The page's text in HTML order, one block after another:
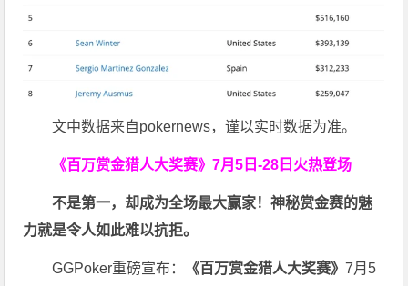
文中数据来自pokernews，谨以实时数据为准。
《百万赏金猎人大奖赛》7月5日-28日火热登场
不是第一，却成为全场最大赢家！神秘赏金赛的魅
力就是令人如此难以抗拒。
GGPoker重磅宣布： 《百万赏金猎人大奖赛》7月5